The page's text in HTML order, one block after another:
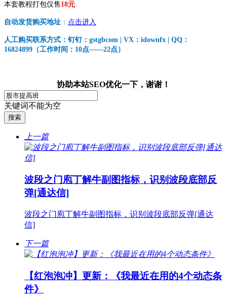
本套教程打包仅售18元
自动发货购买地址 ： 点击进入
人工购买联系方式：钉钉：gstgbcom | VX：idownfx | QQ：
16824899（工作时间：10点——22点）
协助本站SEO优化一下，谢谢！
关键词不能为空
上一篇
波段之门庖丁解牛副图指标，识别波段底部反
弹[通达信]
波段之门庖丁解牛副图指标，识别波段底部反弹[通达
信]
下一篇
【红泡泡冲】更新：《我最近在用的4个动态条
件》